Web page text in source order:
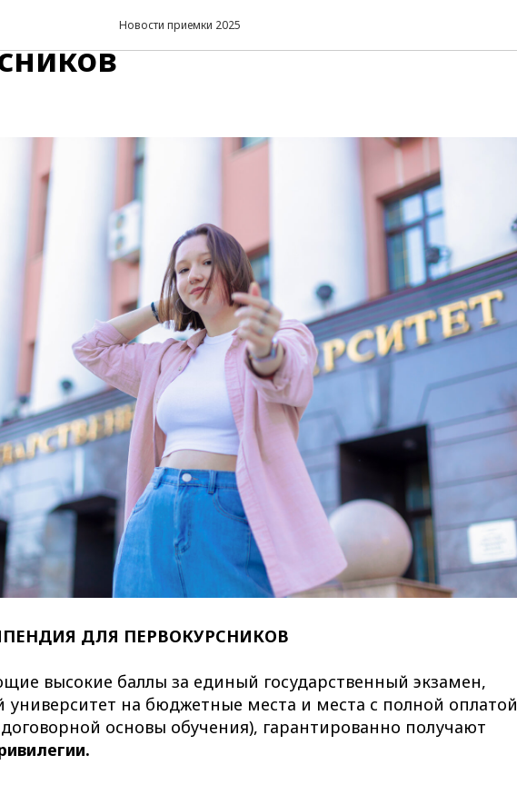
Новости приемки 2025
стипендия для
ДЛЯ ПЕРВОКУРСНИКОВ
высокие баллы за единый государственный экзамен,
университет на бюджетные места и места с полной оплатой
основы обучения), гарантированно получают